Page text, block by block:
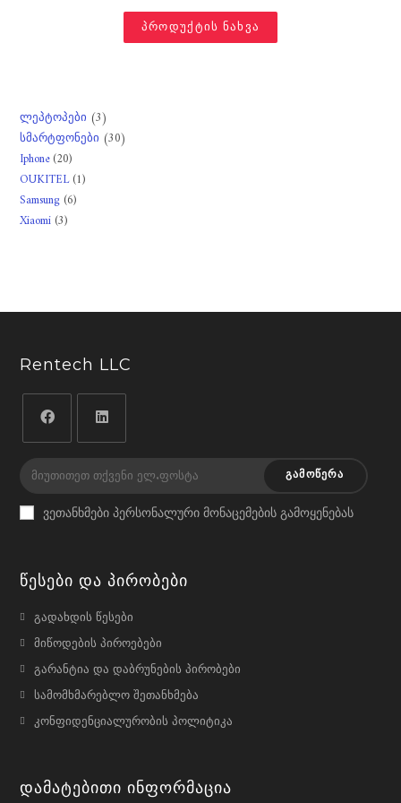
პროდუქტის ნახვა
ლეპტოპები 33
products
სმარტფონები 3030
Iphone 2020
products
OUKITEL 11
Samsung 66
Xiaomi 33
Rentech LLC
in
new
in
new
ᲒᲐᲛᲝᲬᲔᲠᲐ
ვეთანხმები პერსონალური მონაცემების გამოყენებას
Წესები Და Პირობები
გადახდის წესები
მიწოდების პიროებები
გარანტია და დაბრუნების პირობები
სამომხმარებლო შეთანხმება
კონფიდენციალურობის პოლიტიკა
Დამატებითი Ინფორმაცია